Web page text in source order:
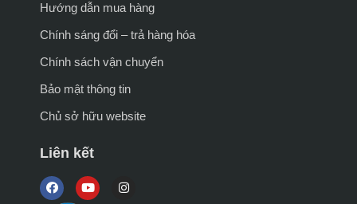
Hướng dẫn mua hàng
Chính sáng đổi – trả hàng hóa
Chính sách vận chuyển
Bảo mật thông tin
Chủ sở hữu website
Liên kết